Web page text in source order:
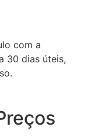
com a
30 dias úteis,